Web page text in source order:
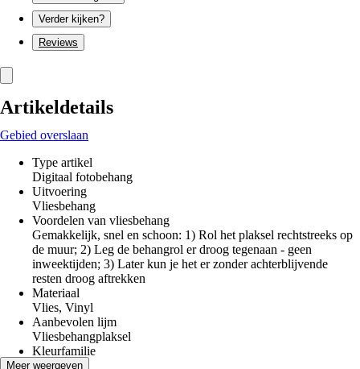
Verder kijken?
Reviews
Artikeldetails
Gebied overslaan
Type artikel
Digitaal fotobehang
Uitvoering
Vliesbehang
Voordelen van vliesbehang
Gemakkelijk, snel en schoon: 1) Rol het plaksel rechtstreeks op
de muur; 2) Leg de behangrol er droog tegenaan - geen
inweektijden; 3) Later kun je het er zonder achterblijvende
resten droog aftrekken
Materiaal
Vlies, Vinyl
Aanbevolen lijm
Vliesbehangplaksel
Kleurfamilie
Wit
Meer weergeven